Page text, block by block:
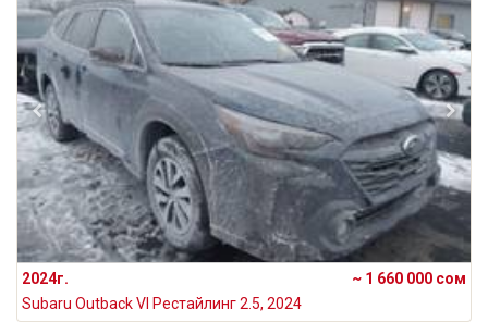
2024г.
~ 1 660 000 сом
Subaru Outback VI Рестайлинг 2.5, 2024